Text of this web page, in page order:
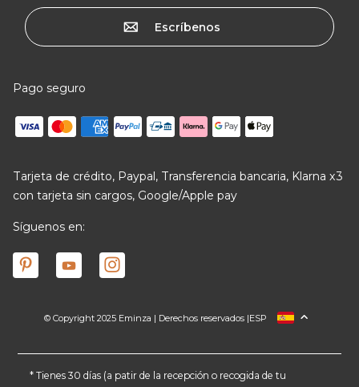
Escríbenos
Pago seguro
Tarjeta de crédito, Paypal, Transferencia bancaria, Klarna x3
con tarjeta sin cargos, Google/Apple pay
Síguenos en:
© Copyright 2025 Eminza | Derechos reservados |
FRANCIA
ALEMANIA
ESP
* Tienes 30 días (a patir de la recepción o recogida de tu